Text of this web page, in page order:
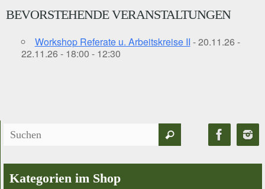
BEVORSTEHENDE VERANSTALTUNGEN
Workshop Referate u. Arbeitskreise II - 20.11.26 -
22.11.26 - 18:00 - 12:30
Suchen
Kategorien im Shop